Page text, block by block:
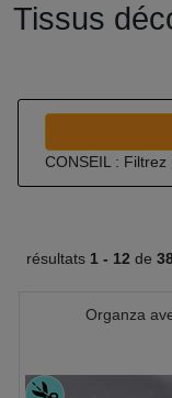
Tissus
CONSEIL : Filtrez
résultats 1 - 12 de
Organza